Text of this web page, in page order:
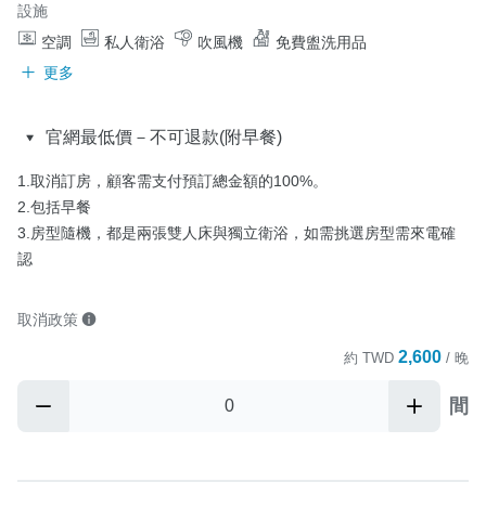
設施
空調
私人衛浴 吹風機
免費盥洗用品
更多
官網最低價－不可退款(附早餐)
1.取消訂房，顧客需支付預訂總金額的100%。
2.包括早餐
3.房型隨機，都是兩張雙人床與獨立衛浴，如需挑選房型需來電確
認
取消政策
約 TWD 2,600 / 晚
間